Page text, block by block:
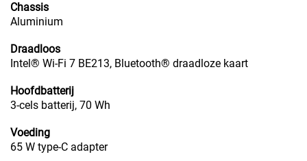
Chassis
Aluminium
Draadloos
Intel® Wi-Fi 7 BE213, Bluetooth® draadloze kaart
Hoofdbatterij
3-cels batterij, 70 Wh
Voeding
65 W type-C adapter